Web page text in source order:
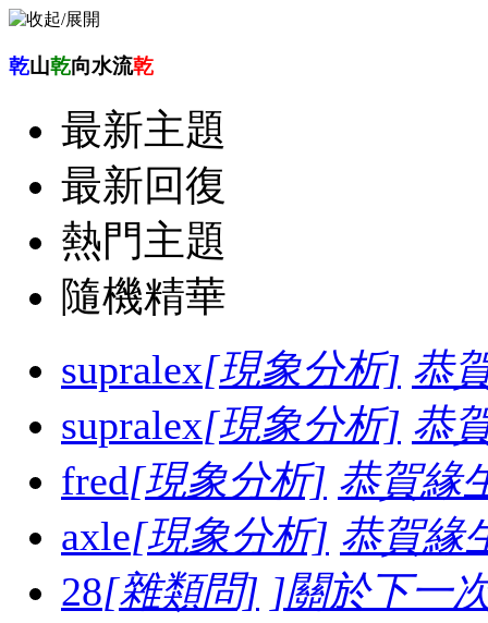
乾山乾向水流乾
最新主題
最新回復
熱門主題
隨機精華
supralex[現象分析] 恭
supralex[現象分析] 恭
fred[現象分析] 恭賀緣
axle[現象分析] 恭賀緣
28[雜類問] ]關於下一